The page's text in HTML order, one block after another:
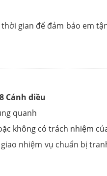
gian để đảm bảo em
Cánh diều
quanh
không có trách nhiệm
nhiệm vụ chuẩn bị